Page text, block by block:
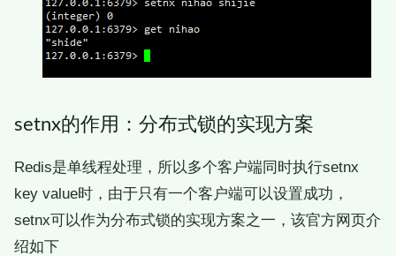
setnx的作用：分布式锁的实现方案
Redis是单线程处理，所以多个客户端同时执行setnx
key value时，由于只有一个客户端可以设置成功，
setnx可以作为分布式锁的实现方案之一，该官方网页介
绍如下